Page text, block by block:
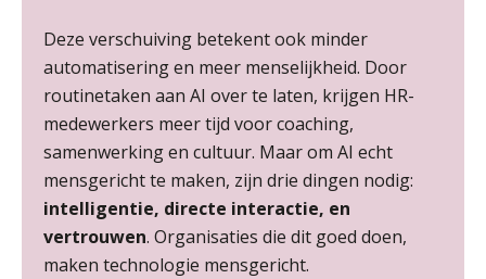
Deze verschuiving betekent ook minder
automatisering en meer menselijkheid. Door
routinetaken aan AI over te laten, krijgen HR-
medewerkers meer tijd voor coaching,
samenwerking en cultuur. Maar om AI echt
mensgericht te maken, zijn drie dingen nodig:
intelligentie, directe interactie, en
vertrouwen. Organisaties die dit goed doen,
maken technologie mensgericht.
11
AUG
Practical Diploma in Payroll Administration (PDL®)
Markus Verbeek Praehep
14
AUG
HBO Programma Manager Payroll Services & Benefits
Markus Verbeek Praehep
17
AUG
Module Arbeidsrecht en Sociale Zekerheid VPS
Markus Verbeek Praehep